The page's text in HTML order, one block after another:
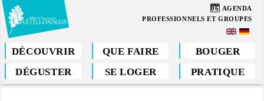
Aller
au
contenu
principal
06 AGENDA
PROFESSIONNELS ET GROUPES
DÉCOUVRIR QUE FAIRE
BOUGER
DÉGUSTER
SE LOGER PRATIQUE
Vous